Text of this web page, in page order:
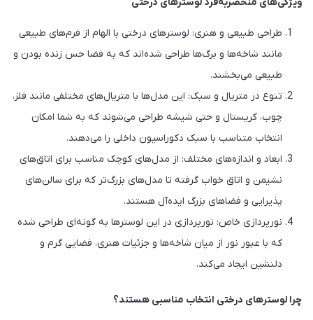
طراحی طبیعی و هنری: لوسترهای درختی با الهام از فرم‌های طبیعی
مانند شاخه‌ها و برگ‌ها طراحی شده‌اند که به فضا حس زنده بودن و
طبیعی می‌بخشند.
تنوع در متریال و سبک: این مدل‌ها با متریال‌های مختلفی مانند فلز،
چوب، کریستال و حتی شیشه طراحی می‌شوند که به شما امکان
انتخاب متناسب با سبک دکوراسیون داخلی را می‌دهند.
ابعاد و اندازه‌های مختلف: از مدل‌های کوچک مناسب برای اتاق‌های
نشیمن و اتاق خواب گرفته تا مدل‌های بزرگ‌تر که برای سالن‌های
پذیرایی و فضاهای بزرگ ایده‌آل هستند.
نورپردازی خاص: نورپردازی در این لوسترها به گونه‌ای طراحی شده
که با عبور نور از میان شاخه‌ها و جزئیات هنری، فضایی گرم و
دلنشین ایجاد می‌کند.
چرا لوسترهای درختی انتخاب مناسبی هستند؟